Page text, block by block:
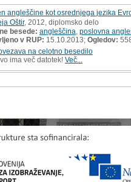
angleščine kot osrednjega jezika
Oštir, 2012, diplomsko delo
besede: angleščina poslovna
v RUP: 15.10.2013; Ogledov:
na celotno besedilo
ima več datotek! Več...